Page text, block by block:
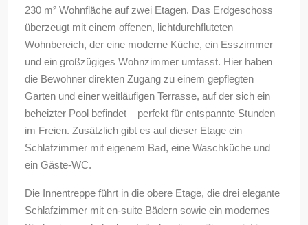
230 m² Wohnfläche auf zwei Etagen. Das Erdgeschoss
überzeugt mit einem offenen, lichtdurchfluteten
Wohnbereich, der eine moderne Küche, ein Esszimmer
und ein großzügiges Wohnzimmer umfasst. Hier haben
die Bewohner direkten Zugang zu einem gepflegten
Garten und einer weitläufigen Terrasse, auf der sich ein
beheizter Pool befindet – perfekt für entspannte Stunden
im Freien. Zusätzlich gibt es auf dieser Etage ein
Schlafzimmer mit eigenem Bad, eine Waschküche und
ein Gäste-WC.
Die Innentreppe führt in die obere Etage, die drei elegante
Schlafzimmer mit en-suite Bädern sowie ein modernes